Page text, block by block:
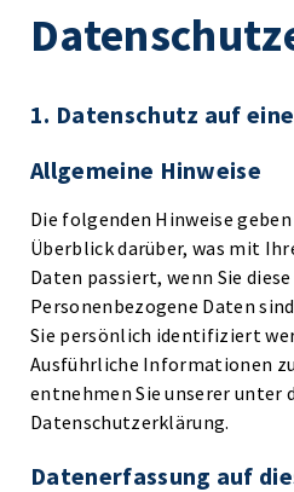
1. Datenschutz auf
Allgemeine Hinweise
Die folgenden Hinweise
Überblick darüber, was mit
Daten passiert, wenn Sie
Personenbezogene Daten
Sie persönlich identifiziert
Ausführliche Informationen
entnehmen Sie unserer unter
Datenschutzerklärung.
Datenerfassung auf